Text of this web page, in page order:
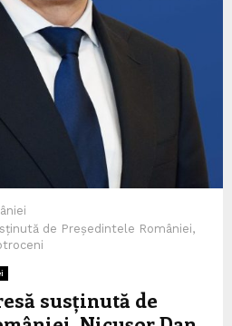
de Președintele României,
susținută de